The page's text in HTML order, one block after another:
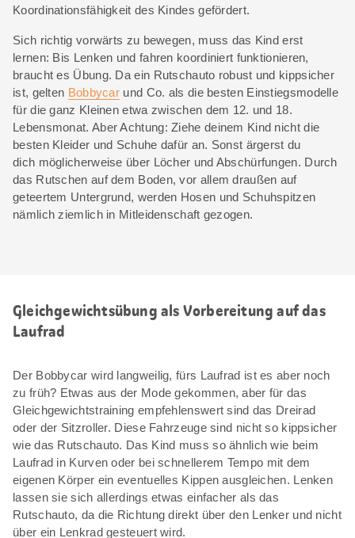
Koordinationsfähigkeit des Kindes gefördert.
Sich richtig vorwärts zu bewegen, muss das Kind erst
lernen: Bis Lenken und fahren koordiniert funktionieren,
braucht es Übung. Da ein Rutschauto robust und kippsicher
ist, gelten Bobbycar und Co. als die besten Einstiegsmodelle
für die ganz Kleinen etwa zwischen dem 12. und 18.
Lebensmonat. Aber Achtung: Ziehe deinem Kind nicht die
besten Kleider und Schuhe dafür an. Sonst ärgerst du
dich möglicherweise über Löcher und Abschürfungen. Durch
das Rutschen auf dem Boden, vor allem draußen auf
geteertem Untergrund, werden Hosen und Schuhspitzen
nämlich ziemlich in Mitleidenschaft gezogen.
Gleichgewichtsübung als Vorbereitung auf das
Laufrad
Der Bobbycar wird langweilig, fürs Laufrad ist es aber noch
zu früh? Etwas aus der Mode gekommen, aber für das
Gleichgewichtstraining empfehlenswert sind das Dreirad
oder der Sitzroller. Diese Fahrzeuge sind nicht so kippsicher
wie das Rutschauto. Das Kind muss so ähnlich wie beim
Laufrad in Kurven oder bei schnellerem Tempo mit dem
eigenen Körper ein eventuelles Kippen ausgleichen. Lenken
lassen sie sich allerdings etwas einfacher als das
Rutschauto, da die Richtung direkt über den Lenker und nicht
über ein Lenkrad gesteuert wird.